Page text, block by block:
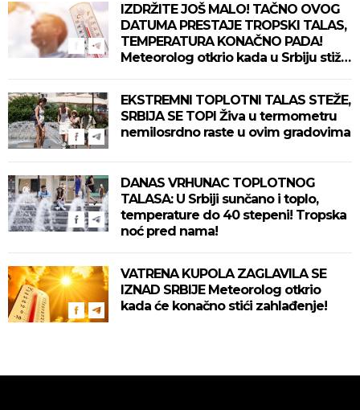
IZDRŽITE JOŠ MALO! TAČNO OVOG
DATUMA PRESTAJE TROPSKI TALAS,
TEMPERATURA KONAČNO PADA!
Meteorolog otkrio kada u Srbiju stiže
EKSTREMNI TOPLOTNI TALAS STEŽE,
SRBIJA SE TOPI Živa u termometru
nemilosrdno raste u ovim gradovima
DANAS VRHUNAC TOPLOTNOG
TALASA: U Srbiji sunčano i toplo,
temperature do 40 stepeni! Tropska
noć pred nama!
VATRENA KUPOLA ZAGLAVILA SE
IZNAD SRBIJE Meteorolog otkrio
kada će konačno stići zahlađenje!